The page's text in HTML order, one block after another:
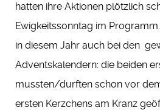
hatten ihre Aktionen plötzlich
Ewigkeitssonntag im
in diesem Jahr auch bei den
Adventskalendern: die beiden
mussten/durften schon vor
ersten Kerzchens am Kranz